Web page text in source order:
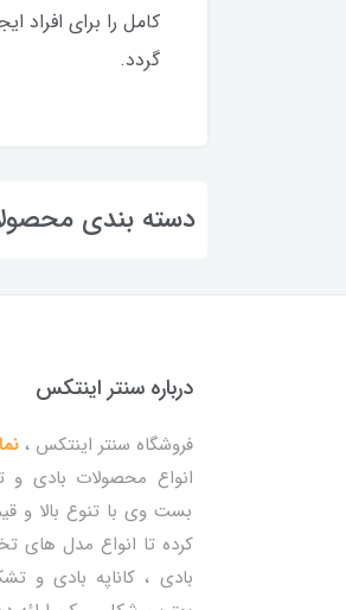
کامل را برای
گردد.
دسته بندی
درباره سنتر اینتکس
فروشگاه سنتر اینتکس ،
انواع محصولات بادی و
بست وی با تنوع بالا و
کرده تا انواع مدل های
بادی ، کاناپه بادی و